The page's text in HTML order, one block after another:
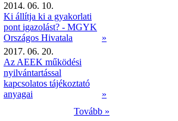
2014. 06. 10.
Ki állítja ki a gyakorlati
pont igazolást? - MGYK
Országos Hivatala
»
2017. 06. 20.
Az AEEK működési
nyilvántartással
kapcsolatos tájékoztató
anyagai
»
Tovább »